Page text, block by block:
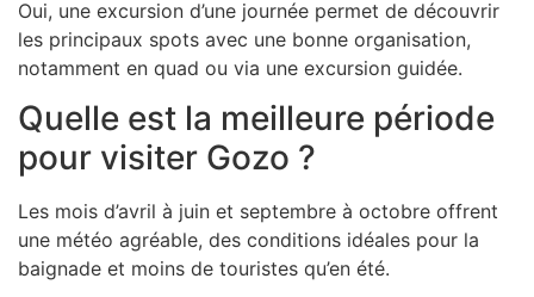
Oui, une excursion d’une journée permet de découvrir
les principaux spots avec une bonne organisation,
notamment en quad ou via une excursion guidée.
Quelle est la meilleure période
pour visiter Gozo ?
Les mois d’avril à juin et septembre à octobre offrent
une météo agréable, des conditions idéales pour la
baignade et moins de touristes qu’en été.